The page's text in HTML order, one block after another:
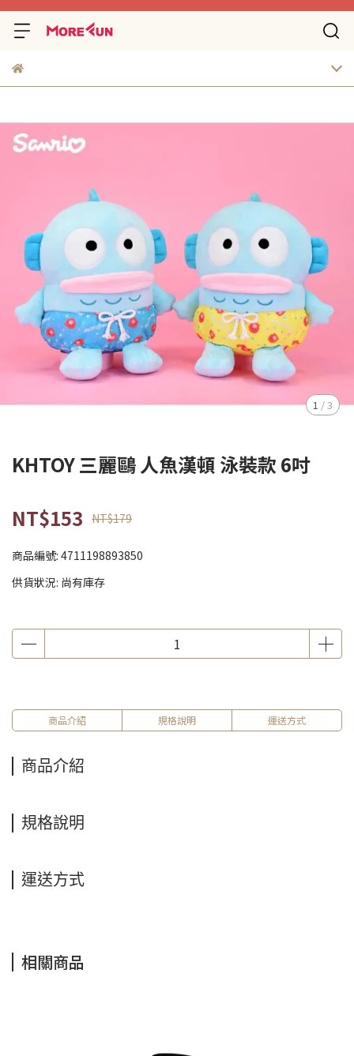
1 /3
KHTOY 三麗鷗 人魚漢頓 泳裝款 6吋
NT$153 NT$179
商品編號: 4711198893850
供貨狀況: 尚有庫存
商品介紹 規格說明 運送方式
商品介紹
規格說明
運送方式
相關商品